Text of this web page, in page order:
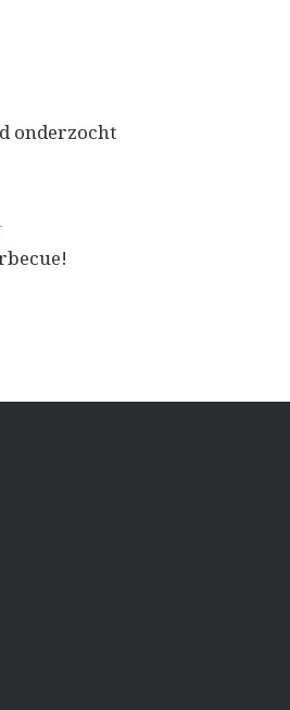
onderzocht